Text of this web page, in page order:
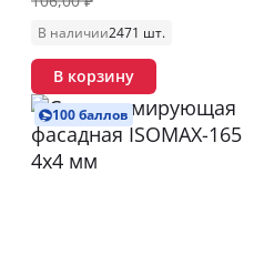
В наличии2471 шт.
В корзину
100 баллов